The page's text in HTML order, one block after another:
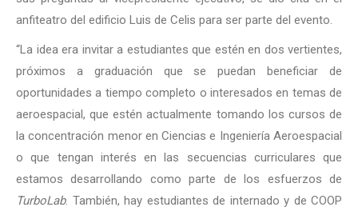
anfiteatro del edificio Luis de Celis para ser parte del evento.
“La idea era invitar a estudiantes que estén en dos vertientes,
próximos a graduación que se puedan beneficiar de
oportunidades a tiempo completo o interesados en temas de
aeroespacial, que estén actualmente tomando los cursos de
la concentración menor en Ciencias e Ingeniería Aeroespacial
o que tengan interés en las secuencias curriculares que
estamos desarrollando como parte de los esfuerzos de
TurboLab. También, hay estudiantes de internado y de COOP